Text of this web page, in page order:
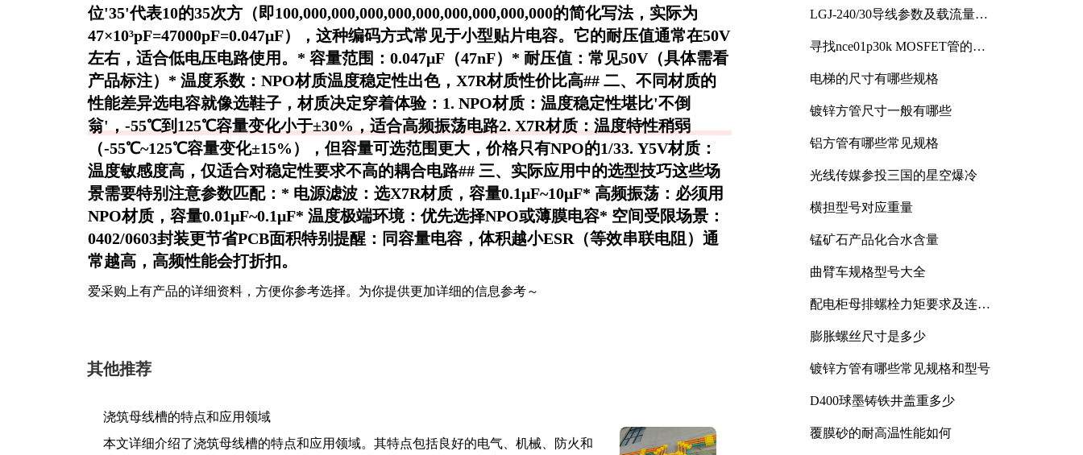
位'35'代表10的35次方（即100,000,000,000,000,000,000,000,000,000的简化写法，实际为
47×10³pF=47000pF=0.047μF），这种编码方式常见于小型贴片电容。它的耐压值通常在50V
左右，适合低电压电路使用。* 容量范围：0.047μF（47nF）* 耐压值：常见50V（具体需看
产品标注）* 温度系数：NPO材质温度稳定性出色，X7R材质性价比高## 二、不同材质的
性能差异选电容就像选鞋子，材质决定穿着体验：1. NPO材质 ：温度稳定性堪比'不倒
翁'，-55℃到125℃容量变化小于±30%，适合高频振荡电路2. X7R材质 ：温度特性稍弱
（-55℃~125℃容量变化±15%），但容量可选范围更大，价格只有NPO的1/33. Y5V材质 ：
温度敏感度高，仅适合对稳定性要求不高的耦合电路## 三、实际应用中的选型技巧这些场
景需要特别注意参数匹配：* 电源滤波：选X7R材质，容量0.1μF~10μF* 高频振荡：必须用
NPO材质，容量0.01μF~0.1μF* 温度极端环境：优先选择NPO或薄膜电容* 空间受限场景：
0402/0603封装更节省PCB面积特别提醒：同容量电容，体积越小ESR（等效串联电阻）通
常越高，高频性能会打折扣。
爱采购上有产品的详细资料，方便你参考选择。为你提供更加详细的信息参考～
其他推荐
浇筑母线槽的特点和应用领域
本文详细介绍了浇筑母线槽的特点和应用领域。其特点包括良好的电气、机械、防火和
LGJ-240/30导线参数及载流量解
寻找nce01p30k MOSFET管的合
电梯的尺寸有哪些规格
镀锌方管尺寸一般有哪些
铝方管有哪些常见规格
光线传媒参投三国的星空爆冷
横担型号对应重量
锰矿石产品化合水含量
曲臂车规格型号大全
配电柜母排螺栓力矩要求及连接
膨胀螺丝尺寸是多少
镀锌方管有哪些常见规格和型号
D400球墨铸铁井盖重多少
覆膜砂的耐高温性能如何